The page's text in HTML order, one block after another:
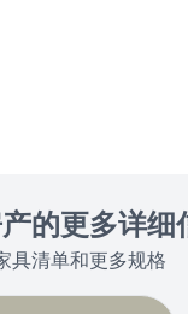
的更多详细
具清单和更多规格